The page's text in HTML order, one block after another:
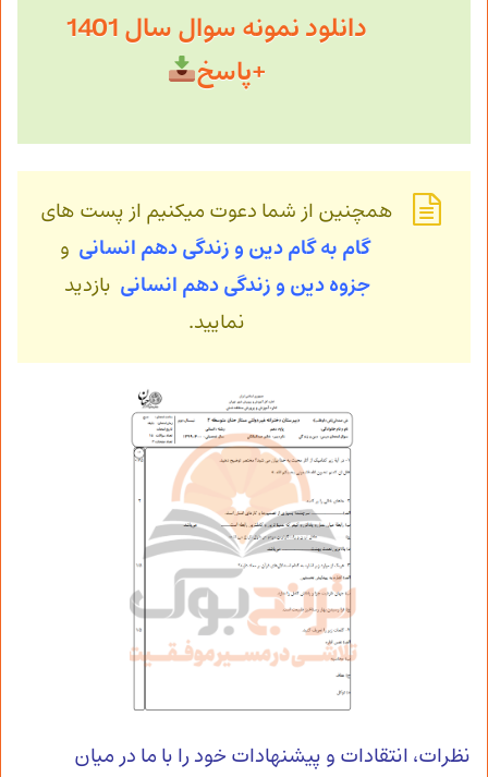
دانلود نمونه سوال سال 1401
+پاسخ
همچنین از شما دعوت میکنیم از پست های
گام به گام دین و زندگی دهم انسانی و
جزوه دین و زندگیدهم انسانی بازدید
نمایید.
نظرات، انتقادات و پیشنهادات خود را با ما در میان